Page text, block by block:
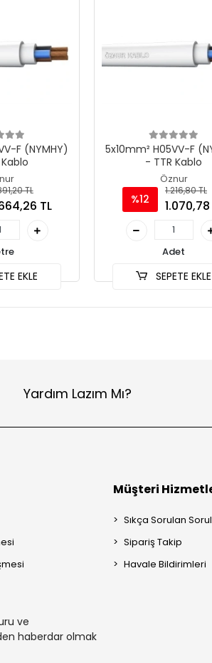
F (NYMHY)
TL
TL
EKLE
5x10mm² H05VV-F
- TTR Kablo
Öznur
%12
1.216,80 TL
1.070,78
Adet
SEPETE EKLE
Yardım Lazım Mı?
ve
haberdar olmak
Müşteri
Sıkça Sorulan
Sipariş Takip
Havale Bildirimleri